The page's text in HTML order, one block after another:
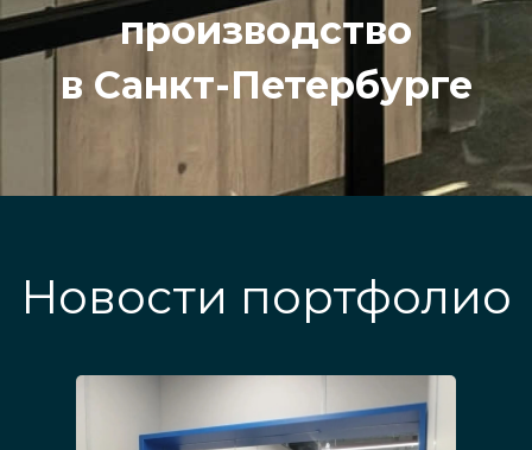
производство
в Санкт-Петербурге
Новости портфолио